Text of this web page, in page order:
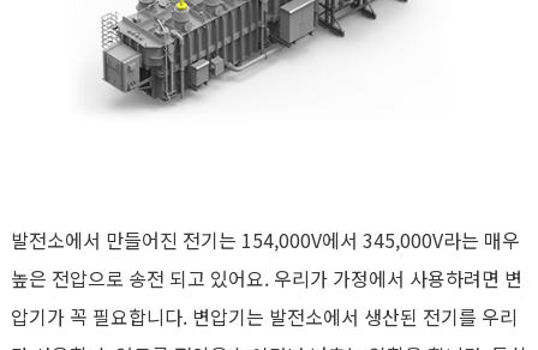
발전소에서 만들어진 전기는 154,000V에서 345,000V라는 매우
높은 전압으로 송전 되고 있어요. 우리가 가정에서 사용하려면 변
압기가 꼭 필요합니다. 변압기는 발전소에서 생산된 전기를 우리